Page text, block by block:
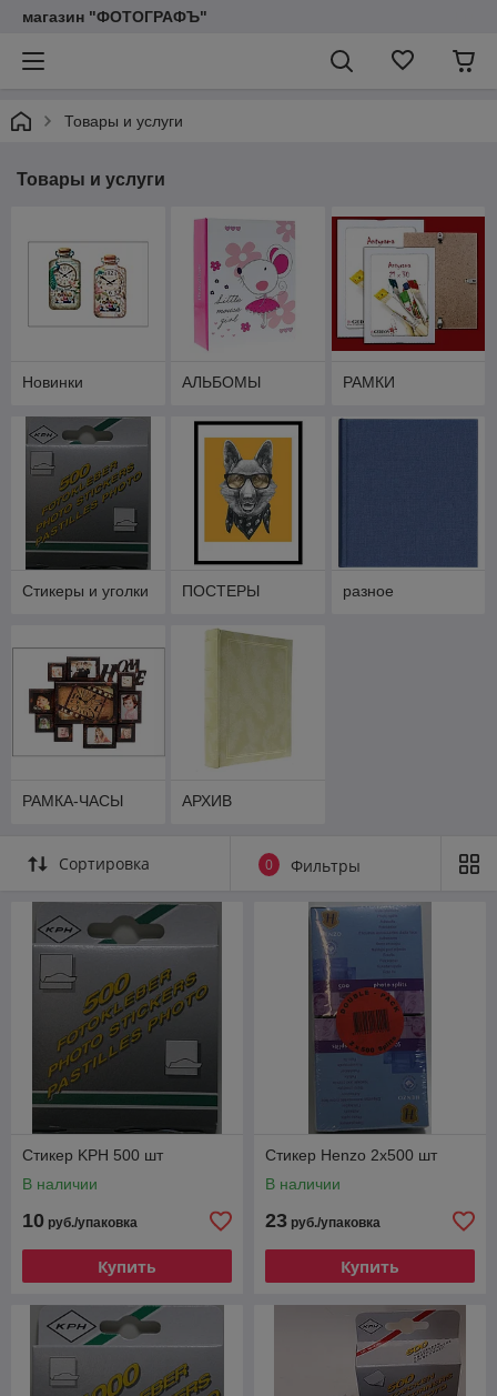
магазин "ФОТОГРАФЪ"
Товары и услуги
Товары и услуги
Новинки АЛЬБОМЫ РАМКИ
Стикеры и уголки ПОСТЕРЫ разное
РАМКА-ЧАСЫ АРХИВ
Сортировка 0 Фильтры
Стикер KPH 500 шт
В наличии
10 руб./упаковка
Купить
Стикер Henzo 2х500 шт
В наличии
23 руб./упаковка
Купить